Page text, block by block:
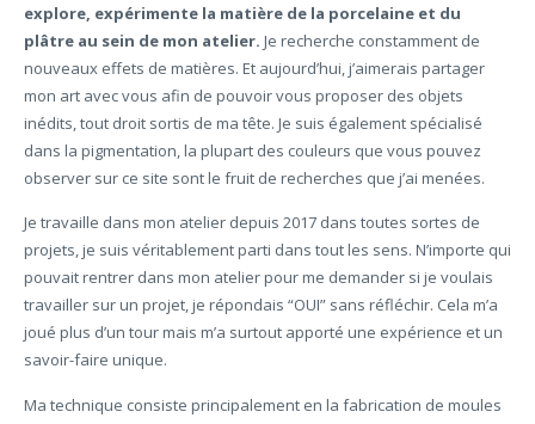
explore, expérimente la matière de la porcelaine et du
plâtre au sein de mon atelier. Je recherche constamment de
nouveaux effets de matières. Et aujourd’hui, j’aimerais partager
mon art avec vous afin de pouvoir vous proposer des objets
inédits, tout droit sortis de ma tête. Je suis également spécialisé
dans la pigmentation, la plupart des couleurs que vous pouvez
observer sur ce site sont le fruit de recherches que j’ai menées.
Je travaille dans mon atelier depuis 2017 dans toutes sortes de
projets, je suis véritablement parti dans tout les sens. N’importe qui
pouvait rentrer dans mon atelier pour me demander si je voulais
travailler sur un projet, je répondais “OUI” sans réfléchir. Cela m’a
joué plus d’un tour mais m’a surtout apporté une expérience et un
savoir-faire unique.
Ma technique consiste principalement en la fabrication de moules